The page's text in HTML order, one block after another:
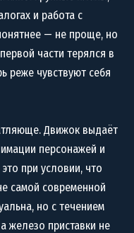
и работа с
— не проще, но
части терялся в
реже чувствуют себя
Движок выдаёт
персонажей и
при условии, что
самой современной
но с течением
железо приставки не